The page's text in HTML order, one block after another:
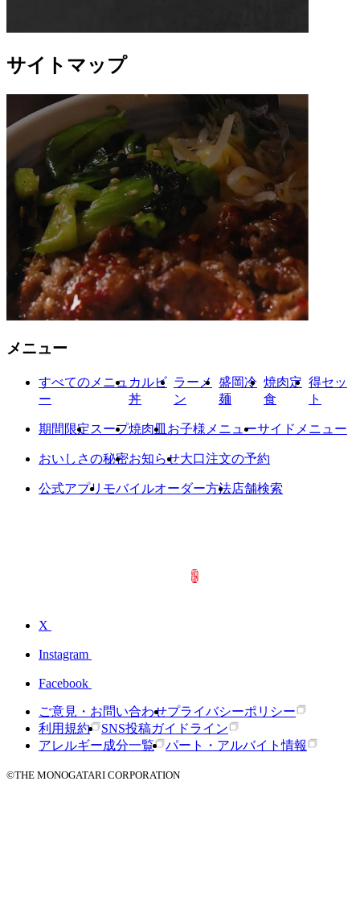
サイトマップ
メニュー
すべてのメニュ
ー
カルビ
丼
ラーメ
ン
盛岡冷
麺
焼肉定
食
得セッ
ト
期間限定スープ焼肉皿 お子様メニューサイドメニュー
おいしさの秘密お知らせ大口注文の予約
公式アプリ モバイルオーダー方法店舗検索
X
Instagram
Facebook
ご意見・お問い合わせプライバシーポリシー
利用規約
SNS投稿ガイドライン
アレルギー成分一覧
パート・アルバイト情報
©THE MONOGATARI CORPORATION